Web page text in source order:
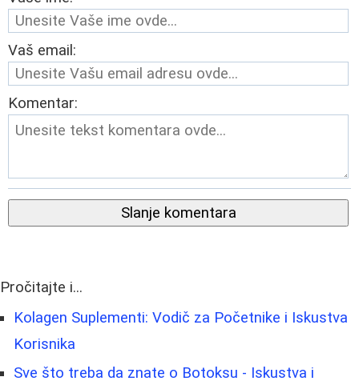
Vaš email:
Komentar:
Slanje komentara
Pročitajte i...
Kolagen Suplementi: Vodič za Početnike i Iskustva
Korisnika
Sve što treba da znate o Botoksu - Iskustva i